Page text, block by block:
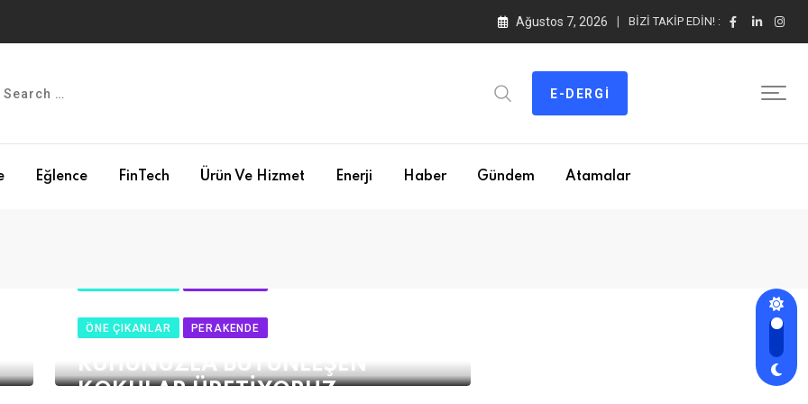
Ağustos 7, 2026 BIZI TAKIP EDIN! :
E-DERGI
Eğlence FinTech Ürün Ve Hizmet Enerji Haber Gündem Atamalar
Bargello’nun yeni parfüm serisi
Niche Magenta
ÖNE ÇIKANLAR PERAKENDE
RUHUNUZLA BÜTÜNLEŞEN
KOKULAR ÜRETİYORUZ